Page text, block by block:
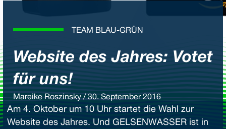
TEAM BLAU-GRÜN
Website des Jahres: Votet
für uns!
Mareike Roszinsky / 30. September 2016
Am 4. Oktober um 10 Uhr startet die Wahl zur
Website des Jahres. Und GELSENWASSER ist in